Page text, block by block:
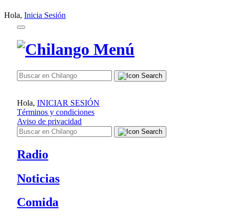
Hola, Inicia Sesión
Hola, INICIAR SESIÓN
Términos y condiciones
Aviso de privacidad
Radio
Noticias
Comida